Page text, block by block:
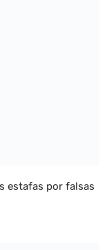
estafas por falsas